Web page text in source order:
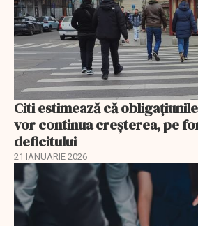
Citi estimează că
vor continua creșterea, pe
deficitului
21 IANUARIE 2026